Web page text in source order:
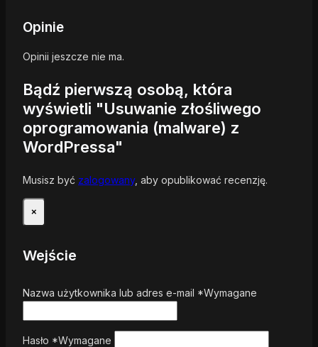
Opinie
Opinii jeszcze nie ma.
Bądź pierwszą osobą, która
wyświetli "Usuwanie złośliwego
oprogramowania (malware) z
WordPressa"
Musisz być zalogowany, aby opublikować recenzję.
×
Wejście
Nazwa użytkownika lub adres e-mail *Wymagane
Hasło *Wymagane